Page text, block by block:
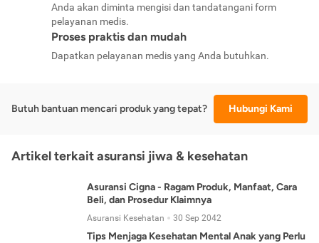
Anda akan diminta mengisi dan tandatangani form
pelayanan medis.
Proses praktis dan mudah
Dapatkan pelayanan medis yang Anda butuhkan.
Butuh bantuan mencari produk yang tepat? Hubungi Kami
Artikel terkait asuransi jiwa & kesehatan
Asuransi Cigna - Ragam Produk, Manfaat, Cara
Beli, dan Prosedur Klaimnya
Asuransi Kesehatan 30 Sep 2042
Tips Menjaga Kesehatan Mental Anak yang Perlu